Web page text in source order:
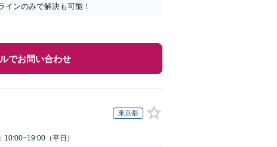
ンのみで解決も可能！
でお問い合わせ
東京都
10:00~19:00（平日）